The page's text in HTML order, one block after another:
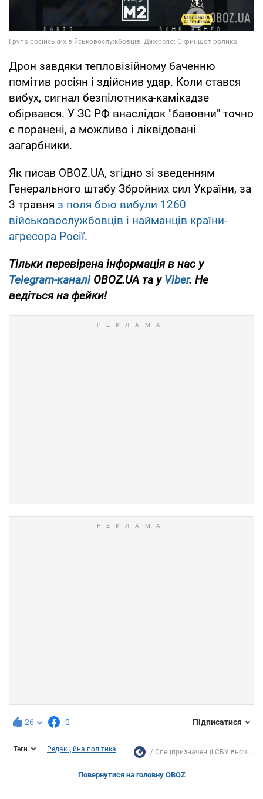
Дрон завдяки тепловізійному баченню
помітив росіян і здійснив удар. Коли стався
вибух, сигнал безпілотника-камікадзе
обірвався. У ЗС РФ внаслідок "бавовни" точно
є поранені, а можливо і ліквідовані
загарбники.
Як писав OBOZ.UA, згідно зі зведенням
Генерального штабу Збройних сил України, за
3 травня з поля бою вибули 1260
військовослужбовців і найманців країни-
агресора Росії.
Тільки перевірена інформація в нас у
Telegram-каналіOBOZ.UA та уViber. Не
ведіться на фейки!
26 0 Підписатися
Теги Редакційна політика Спецпризначенці СБУ вночі...
Повернутися на головну OBOZ